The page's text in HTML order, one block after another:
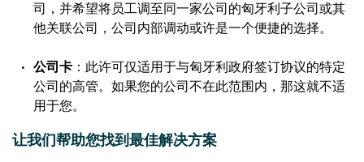
司，并希望将员工调至同一家公司的匈牙利子公司或其
他关联公司，公司内部调动或许是一个便捷的选择。
公司卡 ：此许可仅适用于与匈牙利政府签订协议的特定
公司的高管。如果您的公司不在此范围内，那这就不适
用于您。
让我们帮助您找到最佳解决方案